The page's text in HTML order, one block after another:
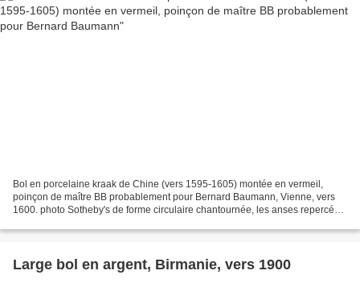
Bol en porcelaine kraak de Chine (vers 1595-1605) montée en vermeil,
poinçon de maître BB probablement pour Bernard Baumann, Vienne, vers
1600. photo Sotheby's de forme circulaire chantournée, les anses repercées
Large bol en argent, Birmanie, vers 1900